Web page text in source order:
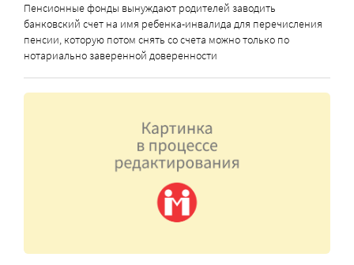
Пенсионные фонды вынуждают родителей заводить
банковский счет на имя ребенка-инвалида для перечисления
пенсии, которую потом снять со счета можно только по
нотариально заверенной доверенности